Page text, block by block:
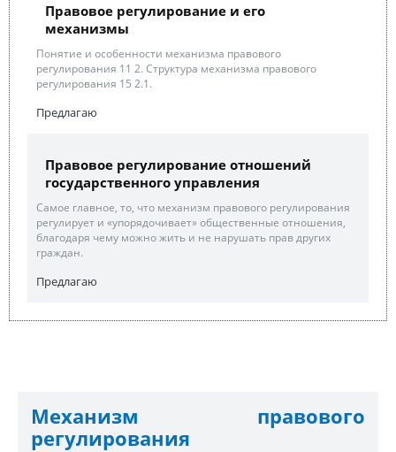
Правовое регулирование и его
механизмы
Понятие и особенности механизма правового
регулирования 11 2. Структура механизма правового
регулирования 15 2.1.
Предлагаю
Правовое регулирование отношений
государственного управления
Самое главное, то, что механизм правового регулирования
регулирует и «упорядочивает» общественные отношения,
благодаря чему можно жить и не нарушать прав других
граждан.
Предлагаю
Механизм правового
регулирования